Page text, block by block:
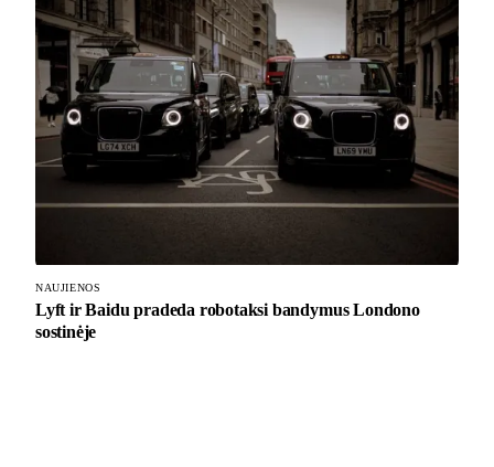
NAUJIENOS
Lyft ir Baidu pradeda robotaksi bandymus Londono
sostinėje